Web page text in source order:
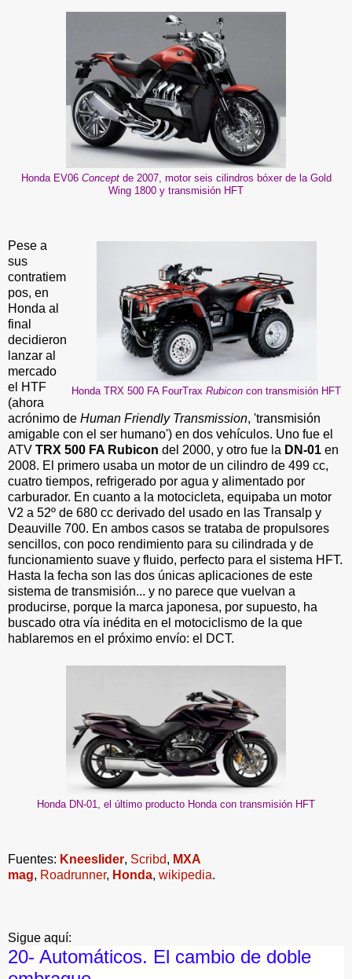
Honda EV06 Conceptde 2007, motor seis cilindros bóxer de la Gold
Wing 1800 y transmisión HFT
Honda TRX 500 FA FourTrax Rubicon con transmisión HFT
Pese a
sus
contratiem
pos, en
Honda al
final
decidieron
lanzar al
mercado
el HTF
(ahora
acrónimo de Human Friendly Transmission, 'transmisión
amigable con el ser humano') en dos vehículos. Uno fue el
ATV TRX 500 FA Rubicon del 2000, y otro fue la DN-01 en
2008. El primero usaba un motor de un cilindro de 499 cc,
cuatro tiempos, refrigerado por agua y alimentado por
carburador. En cuanto a la motocicleta, equipaba un motor
V2 a 52º de 680 cc derivado del usado en las Transalp y
Deauville 700. En ambos casos se trataba de propulsores
sencillos, con poco rendimiento para su cilindrada y de
funcionamiento suave y fluido, perfecto para el sistema HFT.
Hasta la fecha son las dos únicas aplicaciones de este
sistema de transmisión... y no parece que vuelvan a
producirse, porque la marca japonesa, por supuesto, ha
buscado otra vía inédita en el motociclismo de la que
hablaremos en el próximo envío: el DCT.
Honda DN-01, el último producto Honda con transmisión HFT
Fuentes: Kneeslider, Scribd, MXA
mag, Roadrunner, Honda, wikipedia.
Sigue aquí:
20- Automáticos. El cambio de doble